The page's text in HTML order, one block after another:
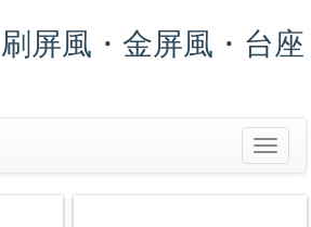
屏風・金屏風・台座
Toggle